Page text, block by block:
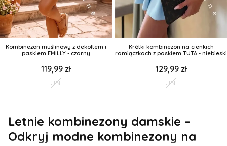
Kombinezon muślinowy z dekoltem i
paskiem EMILLY - czarny
119,99 zł
UNI
Krótki kombinezon na cienkich
ramiączkach z paskiem TUTA - niebieski
129,99 zł
UNI
Letnie kombinezony damskie –
Odkryj modne kombinezony na